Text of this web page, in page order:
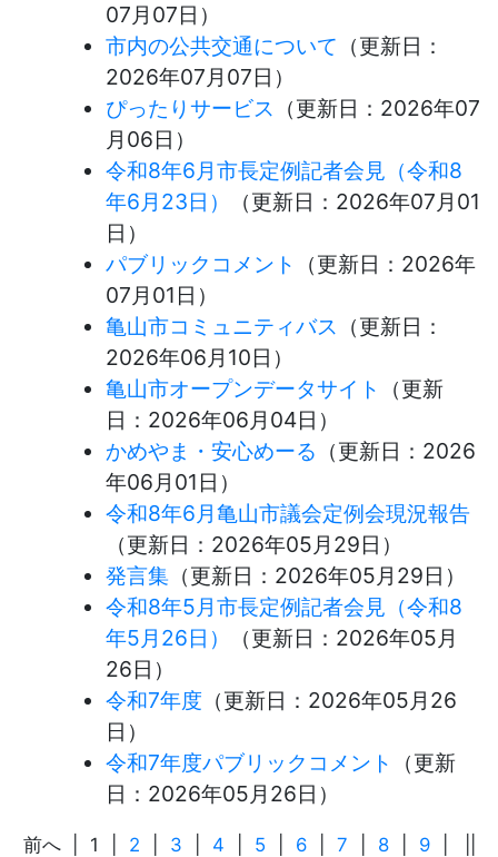
07月07日 ）
市内の公共交通について （更新日：
2026年07月07日 ）
ぴったりサービス （更新日： 2026年07
月06日 ）
令和8年6月市長定例記者会見（令和8
年6月23日）
（更新日： 2026年07月01
日 ）
パブリックコメント
（更新日： 2026年
07月01日 ）
亀山市コミュニティバス （更新日：
2026年06月10日 ）
亀山市オープンデータサイト
（更新
日： 2026年06月04日 ）
かめやま・安心めーる （更新日： 2026
年06月01日 ）
令和8年6月亀山市議会定例会現況報告
（更新日： 2026年05月29日 ）
発言集 （更新日： 2026年05月29日 ）
令和8年5月市長定例記者会見（令和8
年5月26日）
（更新日： 2026年05月
26日 ）
令和7年度 （更新日： 2026年05月26
日 ）
令和7年度パブリックコメント
（更新
日： 2026年05月26日 ）
前へ 1 2 3 4 5 6 7 8 9